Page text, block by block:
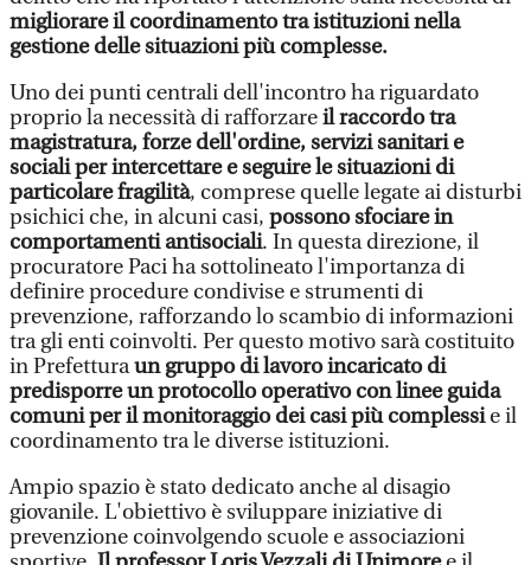
migliorare il coordinamento tra istituzioni nella
gestione delle situazioni più complesse.
Uno dei punti centrali dell'incontro ha riguardato
proprio la necessità di rafforzareil raccordo tra
magistratura, forze dell'ordine, servizi sanitari e
sociali per intercettare e seguire le situazioni di
particolare fragilità, comprese quelle legate ai disturbi
psichici che, in alcuni casi, possono sfociare in
comportamenti antisociali. In questa direzione, il
procuratore Paci ha sottolineato l'importanza di
definire procedure condivise e strumenti di
prevenzione, rafforzando lo scambio di informazioni
tra gli enti coinvolti. Per questo motivo sarà costituito
in Prefetturaun gruppo di lavoro incaricato di
predisporre un protocollo operativo con linee guida
comuni per il monitoraggio dei casi più complessie il
coordinamento tra le diverse istituzioni.
Ampio spazio è stato dedicato anche al disagio
giovanile. L'obiettivo è sviluppare iniziative di
prevenzione coinvolgendo scuole e associazioni